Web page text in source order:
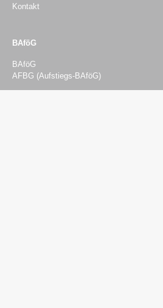
Kontakt
BAföG
BAföG
AFBG (Aufstiegs-BAföG)